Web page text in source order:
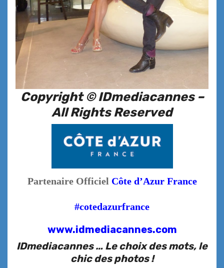
Copyright © IDmediacannes –
All Rights Reserved
Partenaire Officiel Côte d’Azur France
#cotedazurfrance
www.idmediacannes.com
IDmediacannes … Le choix des mots, le
chic des photos !